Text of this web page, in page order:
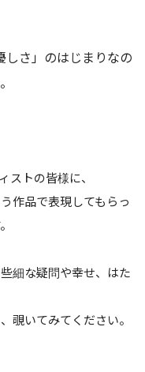
しさ」のはじまりなの
ストの皆様に、
作品で表現してもらっ
細な疑問や幸せ、はた
覗いてみてください。